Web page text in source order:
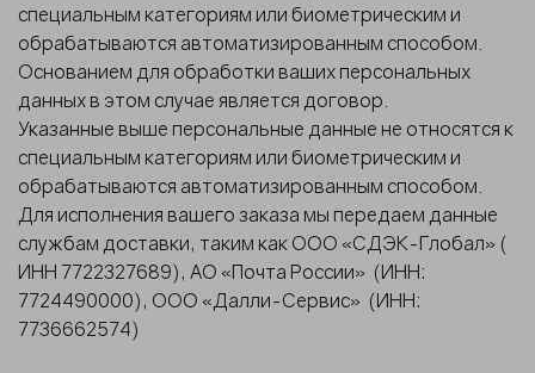
специальным категориям или биометрическим и
обрабатываются автоматизированным способом.
Основанием для обработки ваших персональных
данных в этом случае является договор.
Указанные выше персональные данные не относятся к
специальным категориям или биометрическим и
обрабатываются автоматизированным способом.
Для исполнения вашего заказа мы передаем данные
службам доставки, таким как ООО «СДЭК-Глобал» (
ИНН 7722327689), АО «Почта России» (ИНН:
7724490000), ООО «Далли-Сервис» (ИНН:
7736662574)